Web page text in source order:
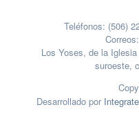
Teléfonos: (506)
Los Yoses, de la
suroeste,
Desarrollado por